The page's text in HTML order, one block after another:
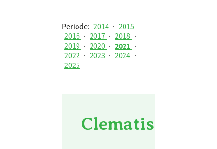
Periode: 2014 · 2015 ·
2016 · 2017 · 2018 ·
2019 · 2020 · 2021 ·
2022 · 2023 · 2024 ·
2025
Clematis